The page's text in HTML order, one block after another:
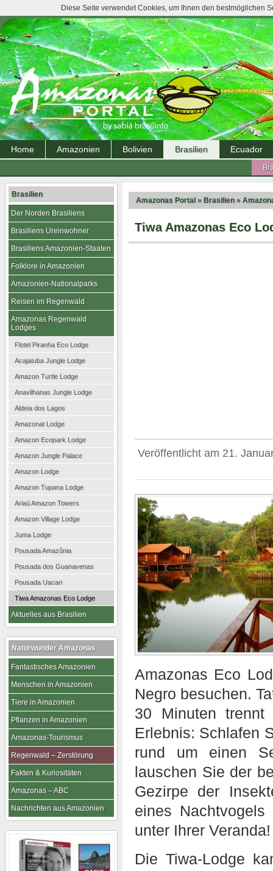
Home Amazonien Bolivien Brasilien Ecuador
Amazonas Portal » Brasilien »
Tiwa Amazonas Eco
Veröffentlicht am 21.
Amazonas Eco
Negro besuchen.
30 Minuten trennt
Erlebnis: Schlafen
rund um einen
lauschen Sie der
Gezirpe der
eines
unter Ihrer Veranda!
Die Tiwa-Lodge
Brasilien
Der Norden Brasiliens
Brasiliens Ureinwohner
Brasiliens Amazonien-Staaten
Folklore in Amazonien
Amazonien-Nationalparks
Reisen im Regenwald
Amazonas Regenwald
Lodges
Flotel Piranha Eco Lodge
Acajatuba Jungle Lodge
Amazon Turtle Lodge
Anavilhanas Jungle Lodge
Aldeia dos Lagos
Amazonat Lodge
Amazon Ecopark Lodge
Amazon Jungle Palace
Amazon Lodge
Amazon Tupana Lodge
Ariaú Amazon Towers
Amazon Village Lodge
Juma Lodge
Pousada Amazônia
Pousada dos Guanavenas
Pousada Uacari
Tiwa Amazonas Eco Lodge
Aktuelles aus Brasilien
Naturwunder Amazonas
Fantastisches Amazonien
Menschen in Amazonien
Tiere in Amazonien
Pflanzen in Amazonien
Amazonas-Tourismus
Regenwald – Zerstörung
Fakten & Kuriositäten
Amazonas – ABC
Nachrichten aus Amazonien
Diese Seite verwendet Cookies, um Ihnen den bestmöglichen